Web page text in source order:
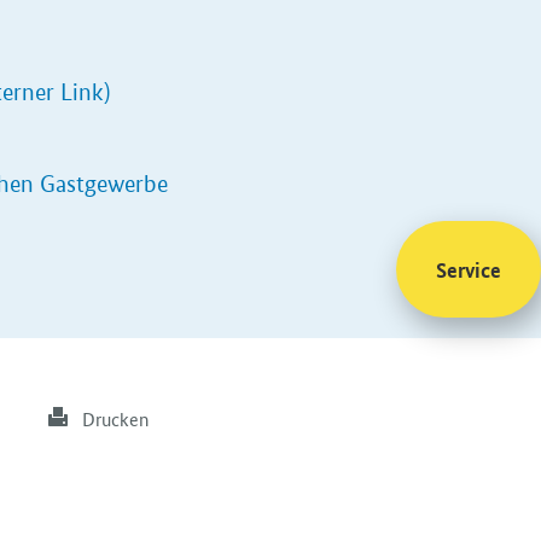
Link)
Gastgewerbe
Drucken
Service